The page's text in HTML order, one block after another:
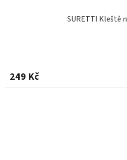
SURETTI Kleště
249 Kč